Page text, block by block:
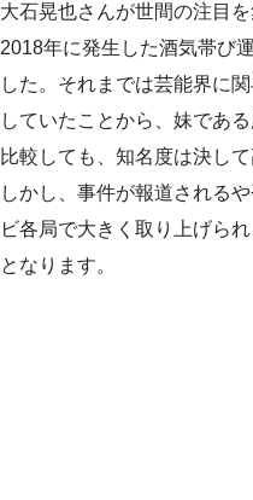
大石晃也さんが世間の注目
2018年に発生した酒気帯び
した。それまでは芸能界に
していたことから、妹であ
比較しても、知名度は決し
しかし、事件が報道される
ビ各局で大きく取り上げら
となります。